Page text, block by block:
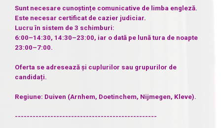
Sunt necesare cunoștințe comunicative de limba engleză.
Este necesar certificat de cazier judiciar.
Lucru în sistem de 3 schimburi:
6:00–14:30, 14:30–23:00, iar o dată pe lună tura de noapte
23:00–7:00.
Oferta se adresează și cuplurilor sau grupurilor de
candidați.
Regiune: Duiven (Arnhem, Doetinchem, Nijmegen, Kleve).
------------------------------------------------